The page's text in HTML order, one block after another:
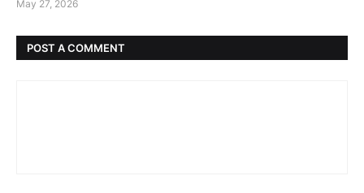
May 27, 2026
POST A COMMENT